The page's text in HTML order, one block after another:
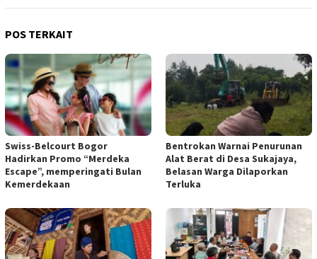
POS TERKAIT
Swiss-Belcourt Bogor
Hadirkan Promo “Merdeka
Escape”, memperingati Bulan
Kemerdekaan
Bentrokan Warnai Penurunan
Alat Berat di Desa Sukajaya,
Belasan Warga Dilaporkan
Terluka